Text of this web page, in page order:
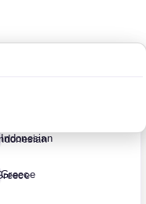
Indonesian
Greece